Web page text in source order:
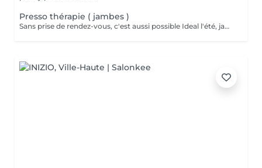
Presso thérapie ( jambes )
Sans prise de rendez-vous, c'est aussi possible Ideal l'été, jambes lourdes, femmes enceinte et drainage lymphatique